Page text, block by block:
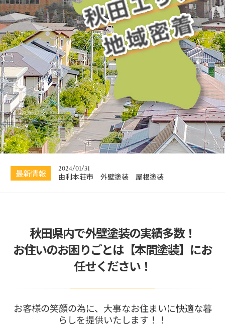
最新情報
2023/06/28
由利本荘市 シャッター塗装 外壁塗装
2025/04/18
由利本荘市 外壁塗装 屋根塗装
2025/01/26
由利本荘市 外壁塗装 板金工事
2024/01/31
由利本荘市 外壁塗装 屋根塗装
2025/04/18
由利本荘市 外壁塗装 屋根塗装
秋田県内で外壁塗装の実績多数！
お住いのお困りごとは【本間塗装】にお
任せください！
お客様の笑顔の為に、大事なお住まいに快適な暮
らしを提供いたします！！